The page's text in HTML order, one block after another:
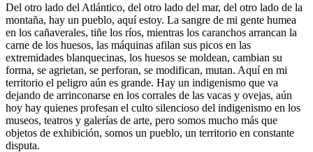
Del otro lado del Atlántico, del otro lado del mar, del otro lado de la
montaña, hay un pueblo, aquí estoy. La sangre de mi gente humea
en los cañaverales, tiñe los ríos, mientras los caranchos arrancan la
carne de los huesos, las máquinas afilan sus picos en las
extremidades blanquecinas, los huesos se moldean, cambian su
forma, se agrietan, se perforan, se modifican, mutan. Aquí en mi
territorio el peligro aún es grande. Hay un indigenismo que va
dejando de arrinconarse en los corrales de las vacas y ovejas, aún
hoy hay quienes profesan el culto silencioso del indigenismo en los
museos, teatros y galerías de arte, pero somos mucho más que
objetos de exhibición, somos un pueblo, un territorio en constante
disputa.